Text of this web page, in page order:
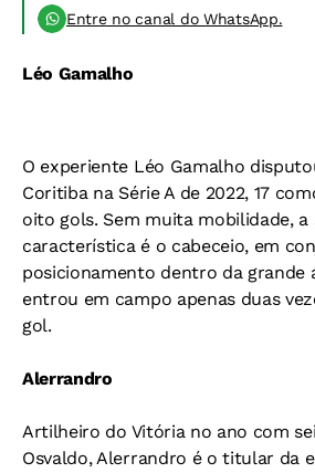
Entre no canal do WhatsApp.
Léo Gamalho
O experiente Léo Gamalho
Coritiba na Série A de 2022, 17
oito gols. Sem muita mobilidade, a
característica é o cabeceio, em
posicionamento dentro da grande
entrou em campo apenas duas
gol.
Alerrandro
Artilheiro do Vitória no ano com
Osvaldo, Alerrandro é o titular da